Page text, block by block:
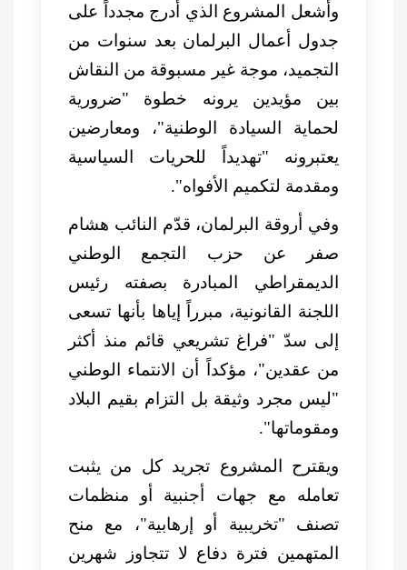
وأشعل المشروع الذي أدرج مجدداً على
جدول أعمال البرلمان بعد سنوات من
التجميد، موجة غير مسبوقة من النقاش
بين مؤيدين يرونه خطوة "ضرورية
لحماية السيادة الوطنية"، ومعارضين
يعتبرونه "تهديداً للحريات السياسية
ومقدمة لتكميم الأفواه".
وفي أروقة البرلمان، قدّم النائب هشام
صفر عن حزب التجمع الوطني
الديمقراطي المبادرة بصفته رئيس
اللجنة القانونية، مبرراً إياها بأنها تسعى
إلى سدّ "فراغ تشريعي قائم منذ أكثر
من عقدين"، مؤكداً أن الانتماء الوطني
"ليس مجرد وثيقة بل التزام بقيم البلاد
ومقوماتها".
ويقترح المشروع تجريد كل من يثبت
تعامله مع جهات أجنبية أو منظمات
تصنف "تخريبية أو إرهابية"، مع منح
المتهمين فترة دفاع لا تتجاوز شهرين